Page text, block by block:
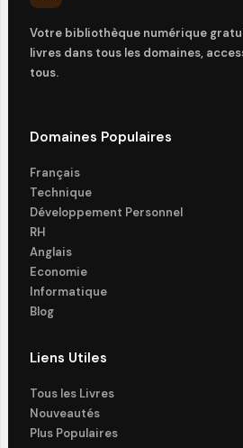
Votre bibliothèque numérique
livres dans tous les domaines,
tous.
Domaines Populaires
Français
Technique
Développement Personnel
RH
Anglais
Economie
Informatique
Blog
Liens Utiles
Tous les Livres
Nouveautés
Plus Populaires